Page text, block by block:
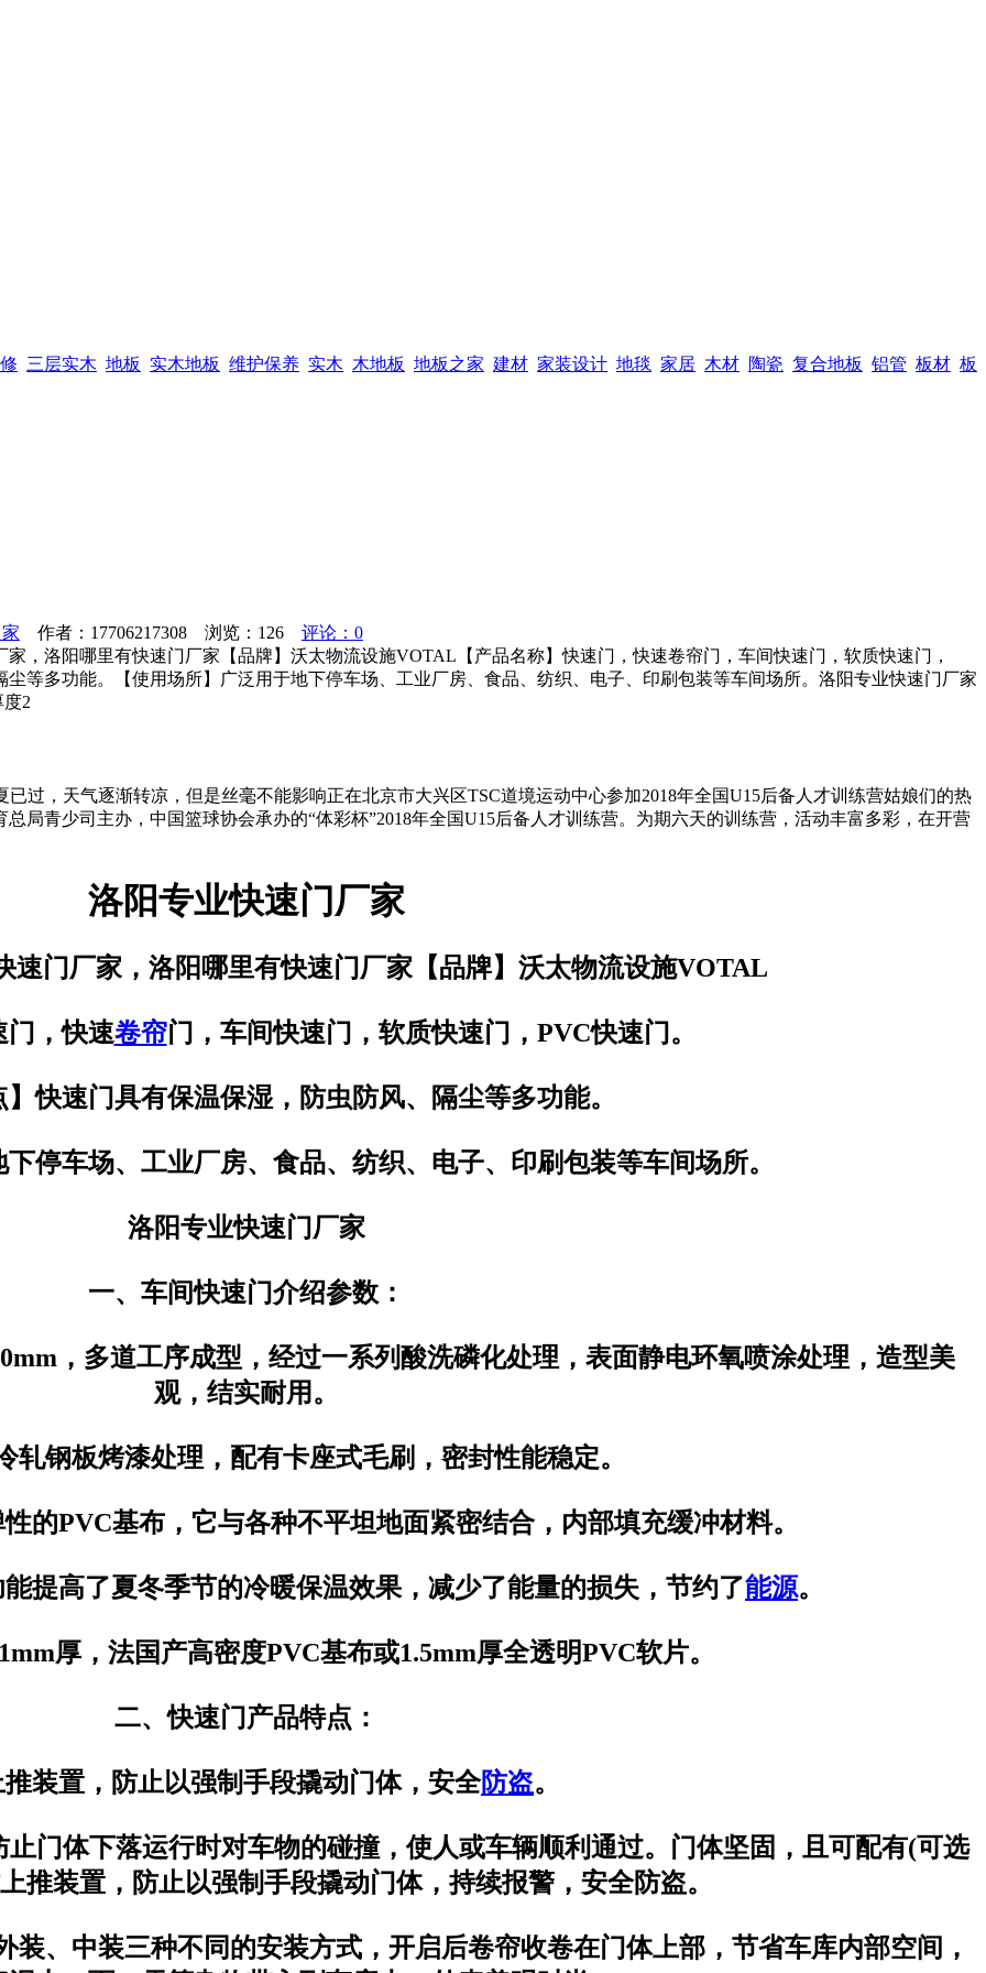
三层实木 地板 实木地板 维护保养 实木 木地板 地板之家 建材 家装设计 地毯 家居 木材 陶瓷 复合地板 铝管 板材 板
作者：17706217308 浏览： 126
评论：0
，洛阳哪里有快速门厂家【品牌】沃太物流设施VOTAL【产品名称】快速门，快速卷帘门，车间快速门，软质快速门，
等多功能。【使用场所】广泛用于地下停车场、工业厂房、食品、纺织、电子、印刷包装等车间场所。洛阳专业快速门厂家
2
过，天气逐渐转凉，但是丝毫不能影响正在北京市大兴区TSC道境运动中心参加2018年全国U15后备人才训练营姑娘们的热
局青少司主办，中国篮球协会承办的“体彩杯”2018年全国U15后备人才训练营。为期六天的训练营，活动丰富多彩，在开营
洛阳专业快速门厂家
速门厂家，洛阳哪里有快速门厂家【品牌】沃太物流设施VOTAL
门，快速卷帘门，车间快速门，软质快速门，PVC快速门。
快速门具有保温保湿，防虫防风、隔尘等多功能。
停车场、工业厂房、食品、纺织、电子、印刷包装等车间场所。
洛阳专业快速门厂家
一、车间快速门介绍参数：
，多道工序成型，经过一系列酸洗磷化处理，表面静电环氧喷涂处理，造型美
观，结实耐用。
轧钢板烤漆处理，配有卡座式毛刷，密封性能稳定。
的PVC基布，它与各种不平坦地面紧密结合，内部填充缓冲材料。
提高了夏冬季节的冷暖保温效果，减少了能量的损失，节约了能源。
厚，法国产高密度PVC基布或1.5mm厚全透明PVC软片。
二、快速门产品特点：
推装置，防止以强制手段撬动门体，安全防盗。
门体下落运行时对车物的碰撞，使人或车辆顺利通过。门体坚固，且可配有(可选
推装置，防止以强制手段撬动门体，持续报警，安全防盗。
、中装三种不同的安装方式，开启后卷帘收卷在门体上部，节省车库内部空间，